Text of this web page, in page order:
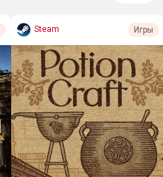
Steam Игры